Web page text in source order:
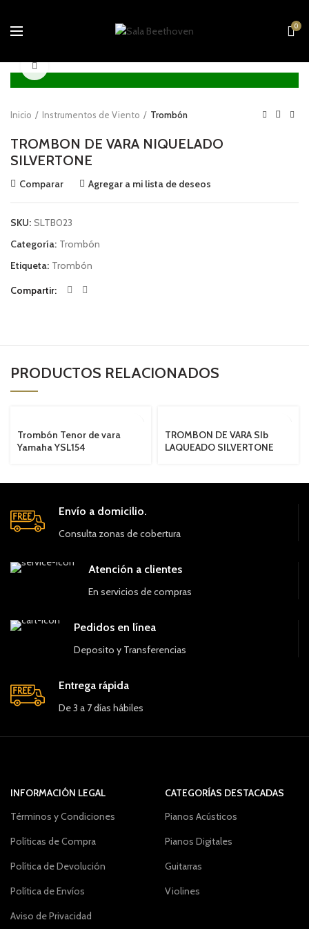
0
Inicio Instrumentos de Viento Trombón
TROMBON DE VARA NIQUELADO
SILVERTONE
Comparar Agregar a mi lista de deseos
SKU: SLTB023
Categoría: Trombón
Etiqueta: Trombón
Compartir
PRODUCTOS RELACIONADOS
Trombón Tenor de vara
Yamaha YSL154
TROMBON DE VARA SIb
LAQUEADO SILVERTONE
Envío a domicilio.
Consulta zonas de cobertura
Atención a clientes
En servicios de compras
Pedidos en línea
Deposito y Transferencias
Entrega rápida
De 3 a 7 días hábiles
INFORMACIÓN LEGAL
Términos y Condiciones
Políticas de Compra
Política de Devolución
Política de Envíos
Aviso de Privacidad
CATEGORÍAS DESTACADAS
Pianos Acústicos
Pianos Digitales
Guitarras
Violines